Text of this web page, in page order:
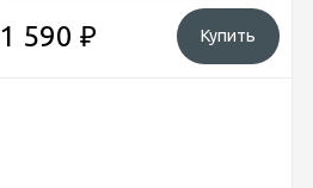
1 590 ₽ Купить